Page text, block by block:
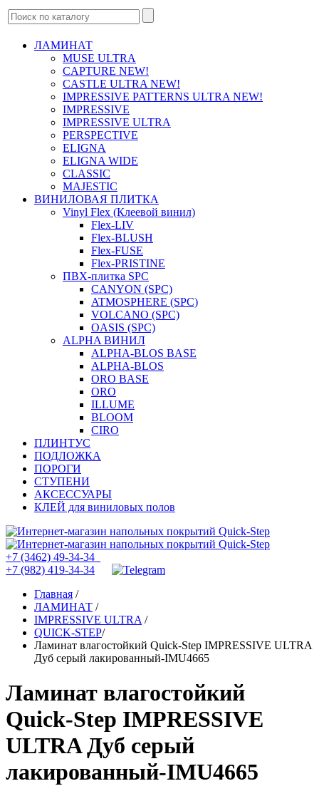
ЛАМИНАТ
MUSE ULTRA
CAPTURE NEW!
CASTLE ULTRA NEW!
IMPRESSIVE PATTERNS ULTRA NEW!
IMPRESSIVE
IMPRESSIVE ULTRA
PERSPECTIVE
ELIGNA
ELIGNA WIDE
CLASSIC
MAJESTIC
ВИНИЛОВАЯ ПЛИТКА
Vinyl Flex (Клеевой винил)
Flex-LIV
Flex-BLUSH
Flex-FUSE
Flex-PRISTINE
ПВХ-плитка SPC
CANYON (SPC)
ATMOSPHERE (SPC)
VOLCANO (SPC)
OASIS (SPC)
ALPHA ВИНИЛ
ALPHA-BLOS BASE
ALPHA-BLOS
ORO BASE
ORO
ILLUME
BLOOM
CIRO
ПЛИНТУС
ПОДЛОЖКА
ПОРОГИ
СТУПЕНИ
АКСЕССУАРЫ
КЛЕЙ для виниловых полов
+7 (3462) 49-34-34
+7 (982) 419-34-34
Главная /
ЛАМИНАТ /
IMPRESSIVE ULTRA /
QUICK-STEP/
Ламинат влагостойкий Quick-Step IMPRESSIVE ULTRA
Дуб серый лакированный-IMU4665
Ламинат влагостойкий
Quick-Step IMPRESSIVE
ULTRA Дуб серый
лакированный-IMU4665